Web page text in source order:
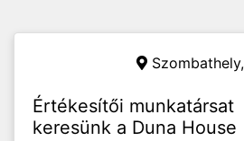
Szombathely,
Értékesítői munkatársat
keresünk a Duna House